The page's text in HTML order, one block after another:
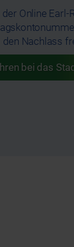
Online Earl-
den Nachlass
bei das